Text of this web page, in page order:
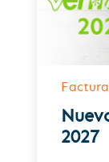
2027